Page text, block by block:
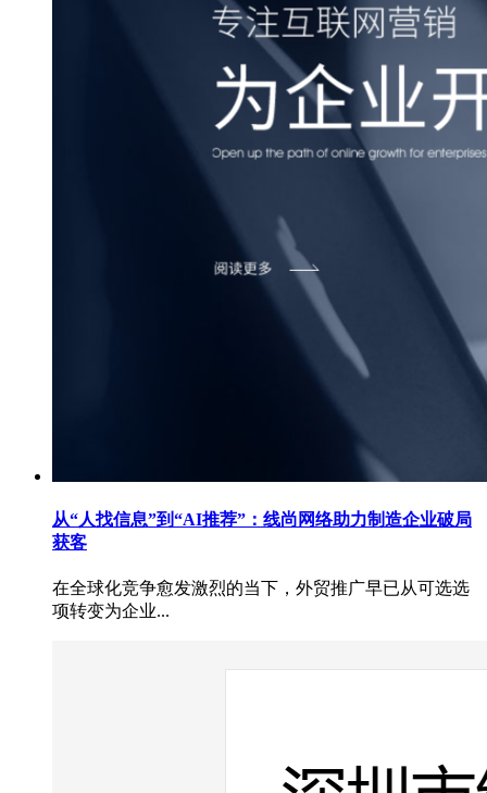
从“人找信息”到“AI推荐”：线尚网络助力制造企业破局
获客
在全球化竞争愈发激烈的当下，外贸推广早已从可选选
项转变为企业...